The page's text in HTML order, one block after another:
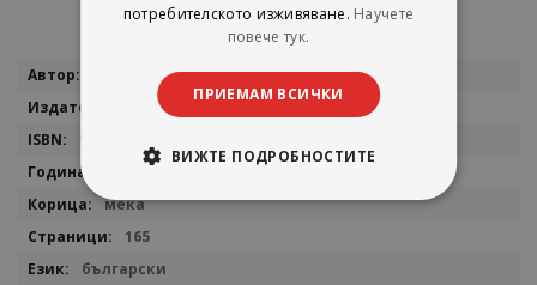
Повече
Д-р Кирил Бозгунов
Стено
мека
165
български
потребителското изживяване. Научете
повече тук.
ПРИЕМАМ ВСИЧКИ
ВИЖТЕ ПОДРОБНОСТИТЕ